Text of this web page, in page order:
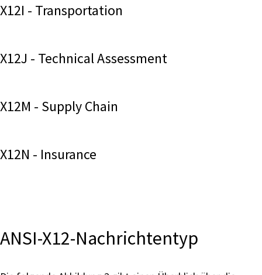
X12I - Transportation
X12J - Technical Assessment
X12M - Supply Chain
X12N - Insurance
ANSI-X12-Nachrichtentyp